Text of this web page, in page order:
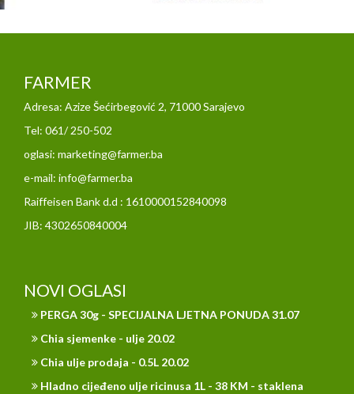
FARMER
Adresa: Azize Šećirbegović 2, 71000 Sarajevo
Tel: 061/ 250-502
oglasi: marketing@farmer.ba
e-mail: info@farmer.ba
Raiffeisen Bank d.d : 1610000152840098
JIB: 4302650840004
NOVI OGLASI
PERGA 30g - SPECIJALNA LJETNA PONUDA 31.07
Chia sjemenke - ulje 20.02
Chia ulje prodaja - 0.5L 20.02
Hladno cijeđeno ulje ricinusa 1L - 38 KM - staklena